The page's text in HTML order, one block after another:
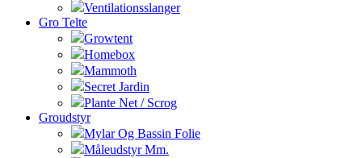
Ventilationsslanger
Gro Telte
Growtent
Homebox
Mammoth
Secret Jardin
Plante Net / Scrog
Groudstyr
Mylar Og Bassin Folie
Måleudstyr Mm.